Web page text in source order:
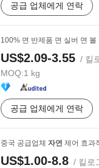
공급 업체에게 연락
100% 면 반제품 면 실버 면 볼
US$2.09-3.55 / 킬
MOQ:1 kg
공급 업체에게 연락
중국 공급업체 자연 제어 효과
US$1.00-8.8 / 킬로